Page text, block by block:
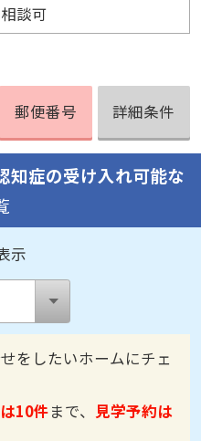
談可
郵便番号 詳細条件
知症の受け入れ可能な
示
をしたいホームにチェ
10件まで、 見学予約は